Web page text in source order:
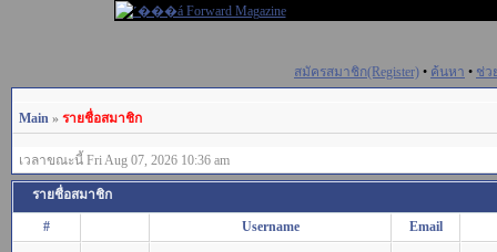
สมัครสมาชิก(Register) • ค้นหา • ช่ว
Main » รายชื่อสมาชิก
เวลาขณะนี้ Fri Aug 07, 2026 10:36 am
รายชื่อสมาชิก
# Username Email